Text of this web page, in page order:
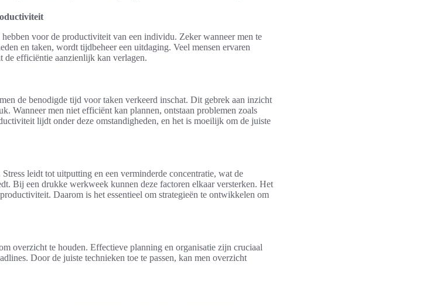
voor de productiviteit van een individu. Zeker wanneer men te
en taken, wordt tijdbeheer een uitdaging. Veel mensen ervaren
de efficiëntie aanzienlijk kan verlagen.
de benodigde tijd voor taken verkeerd inschat. Dit gebrek aan inzicht
Wanneer men niet efficiënt kan plannen, ontstaan problemen zoals
lijdt onder deze omstandigheden, en het is moeilijk om de juiste
leidt tot uitputting en een verminderde concentratie, wat de
Bij een drukke werkweek kunnen deze factoren elkaar versterken. Het
Daarom is het essentieel om strategieën te ontwikkelen om
overzicht te houden. Effectieve planning en organisatie zijn cruciaal
Door de juiste technieken toe te passen, kan men overzicht